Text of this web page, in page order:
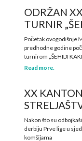
ODRŽAN
TURNIR
Početak ovogodišnje
predhodne godine
turnirom „ŠEHIDI
Read more.
XX
Nakon što su
derbiju Prve lige u
komšijama